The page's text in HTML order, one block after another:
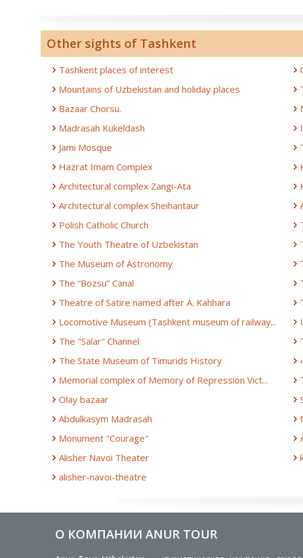
Other sights of Tashkent
Tashkent places of interest
Mountains of Uzbekistan and holiday places
Bazaar Chorsu.
Madrasah Kukeldash
Jami Mosque
Hazrat Imam Complex
Architectural complex Zangi-Ata
Architectural complex Sheihantaur
Polish Catholic Church
The Youth Theatre of Uzbekistan
The Museum of Astronomy
The “Bozsu” Canal
Theatre of Satire named after A. Kahhara
Locomotive Museum (Tashkent museum of railway...
The "Salar" Channel
The State Museum of Timurids History
Memorial complex of Memory of Repression Vict...
Olay bazaar
Abdulkasym Madrasah
Monument "Courage"
Alisher Navoi Theater
alisher-navoi-theatre
О КОМПАНИИ ANUR TOUR